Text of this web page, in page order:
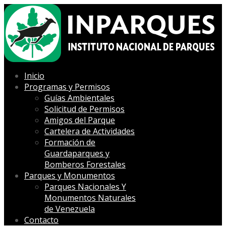
Inicio
Programas y Permisos
Guías Ambientales
Solicitud de Permisos
Amigos del Parque
Cartelera de Actividades
Formación de
Guardaparques y
Bomberos Forestales
Parques y Monumentos
Parques Nacionales Y
Monumentos Naturales
de Venezuela
Contacto